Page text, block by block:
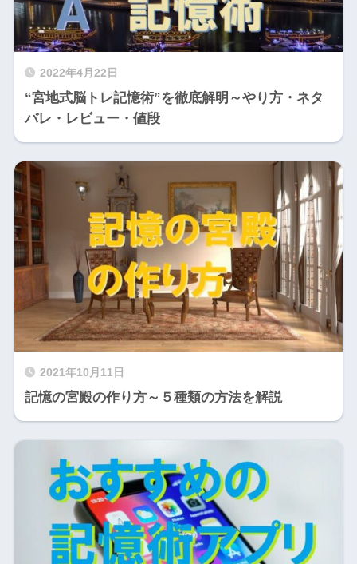
2022年4月22日
“宮地式脳トレ記憶術”を徹底解明～やり方・ネタ
バレ・レビュー・値段
2021年10月11日
記憶の宮殿の作り方～５種類の方法を解説